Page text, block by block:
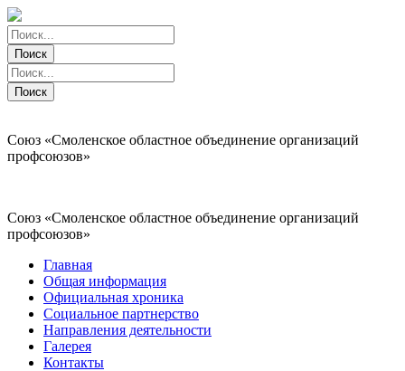
Поиск
Поиск
Поиск
Поиск
Союз «Смоленское областное объединение организаций
профсоюзов»
Союз «Смоленское областное объединение организаций
профсоюзов»
Главная
Общая информация
Официальная хроника
Социальное партнерство
Направления деятельности
Галерея
Контакты